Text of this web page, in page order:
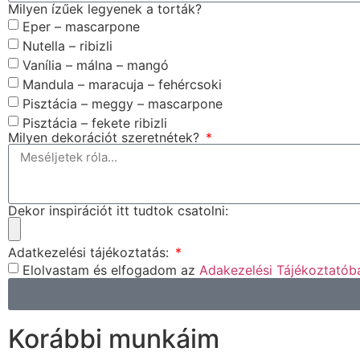
Milyen ízűek legyenek a torták?
Eper – mascarpone
Nutella – ribizli
Vanília – málna – mangó
Mandula – maracuja – fehércsoki
Pisztácia – meggy – mascarpone
Pisztácia – fekete ribizli
Milyen dekorációt szeretnétek?
Dekor inspirációt itt tudtok csatolni:
Adatkezelési tájékoztatás:
Elolvastam és elfogadom az Adakezelési
Korábbi munkáim